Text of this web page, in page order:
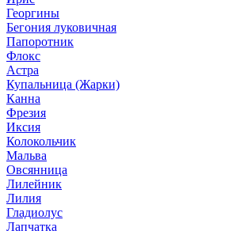
Георгины
Бегония луковичная
Папоротник
Флокс
Астра
Купальница (Жарки)
Канна
Фрезия
Иксия
Колокольчик
Мальва
Овсянница
Лилейник
Лилия
Гладиолус
Лапчатка